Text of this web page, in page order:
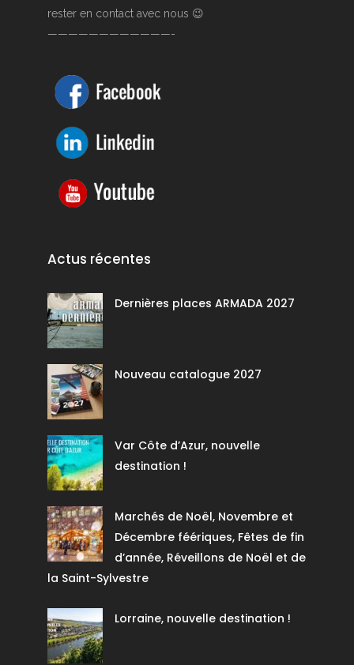
rester en contact avec nous 😉
————————————-
Actus récentes
Dernières places ARMADA 2027
Nouveau catalogue 2027
Var Côte d’Azur, nouvelle
destination !
Marchés de Noël, Novembre et
Décembre féériques, Fêtes de fin
d’année, Réveillons de Noël et de
la Saint-Sylvestre
Lorraine, nouvelle destination !